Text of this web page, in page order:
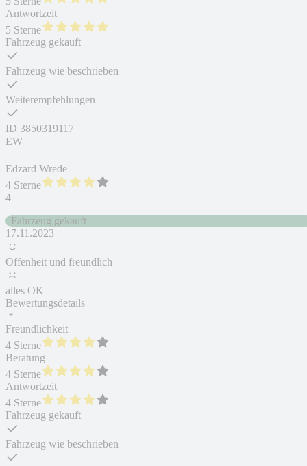
Antwortzeit
5 Sterne
Fahrzeug gekauft
Fahrzeug wie beschrieben
Weiterempfehlungen
ID 3850319117
EW
Edzard Wrede
4 Sterne
4
Fahrzeug gekauft
17.11.2023
Offenheit und freundlich
alles OK
Bewertungsdetails
Freundlichkeit
4 Sterne
Beratung
4 Sterne
Antwortzeit
4 Sterne
Fahrzeug gekauft
Fahrzeug wie beschrieben